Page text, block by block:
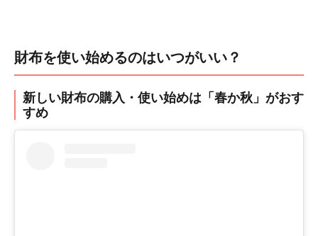
財布を使い始めるのはいつがいい？
新しい財布の購入・使い始めは「春か秋」がおす
すめ